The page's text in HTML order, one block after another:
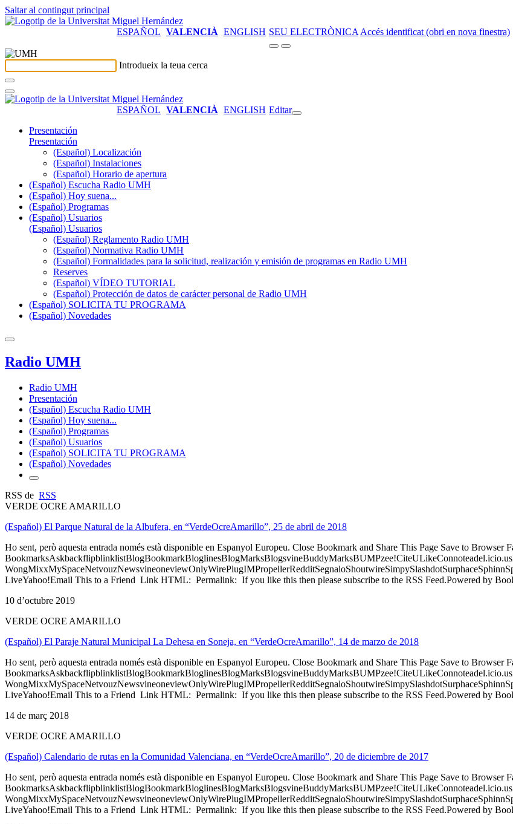
Saltar al contingut principal
ESPAÑOL VALENCIÀ ENGLISH SEU ELECTRÒNICA Accés identificat (obri en nova finestra)
Introdueix la teua cerca
ESPAÑOL VALENCIÀ ENGLISH Editar
Presentación
Presentación
(Español) Localización
(Español) Instalaciones
(Español) Horario de apertura
(Español) Escucha Radio UMH
(Español) Hoy suena...
(Español) Programas
(Español) Usuarios
(Español) Usuarios
(Español) Reglamento Radio UMH
(Español) Normativa Radio UMH
(Español) Formalidades para la solicitud, realización y emisión de programas en Radio UMH
Reserves
(Español) VÍDEO TUTORIAL
(Español) Protección de datos de carácter personal de Radio UMH
(Español) SOLICITA TU PROGRAMA
(Español) Novedades
Radio UMH
Radio UMH
Presentación
(Español) Escucha Radio UMH
(Español) Hoy suena...
(Español) Programas
(Español) Usuarios
(Español) SOLICITA TU PROGRAMA
(Español) Novedades
RSS de RSS
VERDE OCRE AMARILLO
(Español) El Parque Natural de la Albufera, en “VerdeOcreAmarillo”, 25 de abril de 2018
Ho sent, però aquesta entrada només està disponible en Espanyol Europeu. Close Bookmark and Share This Page Save to Browser
LiveYahoo!Email This to a Friend Link HTML: Permalink: If you like this then please subscribe to the RSS Feed.Powered by
10 d’octubre 2019
VERDE OCRE AMARILLO
(Español) El Paraje Natural Municipal La Dehesa en Soneja, en “VerdeOcreAmarillo”, 14 de marzo de 2018
Ho sent, però aquesta entrada només està disponible en Espanyol Europeu. Close Bookmark and Share This Page Save to Browser
LiveYahoo!Email This to a Friend Link HTML: Permalink: If you like this then please subscribe to the RSS Feed.Powered by
14 de març 2018
VERDE OCRE AMARILLO
(Español) Calendario de rutas en la Comunidad Valenciana, en “VerdeOcreAmarillo”, 20 de diciembre de 2017
Ho sent, però aquesta entrada només està disponible en Espanyol Europeu. Close Bookmark and Share This Page Save to Browser
LiveYahoo!Email This to a Friend Link HTML: Permalink: If you like this then please subscribe to the RSS Feed.Powered by